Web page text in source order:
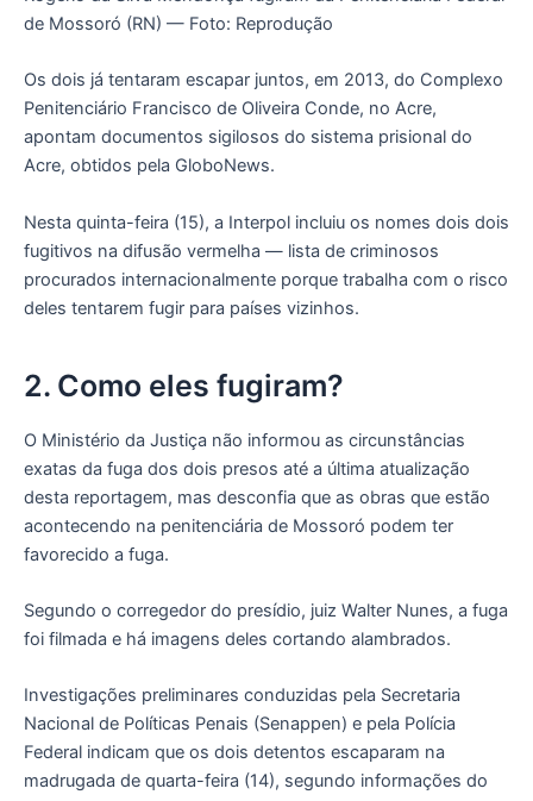
de Mossoró (RN) — Foto: Reprodução
Os dois já tentaram escapar juntos, em 2013, do Complexo
Penitenciário Francisco de Oliveira Conde, no Acre,
apontam documentos sigilosos do sistema prisional do
Acre, obtidos pela GloboNews.
Nesta quinta-feira (15), a Interpol incluiu os nomes dois dois
fugitivos na difusão vermelha — lista de criminosos
procurados internacionalmente porque trabalha com o risco
deles tentarem fugir para países vizinhos.
2. Como eles fugiram?
O Ministério da Justiça não informou as circunstâncias
exatas da fuga dos dois presos até a última atualização
desta reportagem, mas desconfia que as obras que estão
acontecendo na penitenciária de Mossoró podem ter
favorecido a fuga.
Segundo o corregedor do presídio, juiz Walter Nunes, a fuga
foi filmada e há imagens deles cortando alambrados.
Investigações preliminares conduzidas pela Secretaria
Nacional de Políticas Penais (Senappen) e pela Polícia
Federal indicam que os dois detentos escaparam na
madrugada de quarta-feira (14), segundo informações do